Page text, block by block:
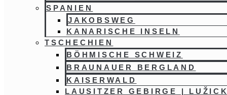
SPANIEN
JAKOBSWEG
KANARISCHE INSELN
TSCHECHIEN
BÖHMISCHE SCHWEIZ
BRAUNAUER BERGLAND
KAISERWALD
LAUSITZER GEBIRGE |